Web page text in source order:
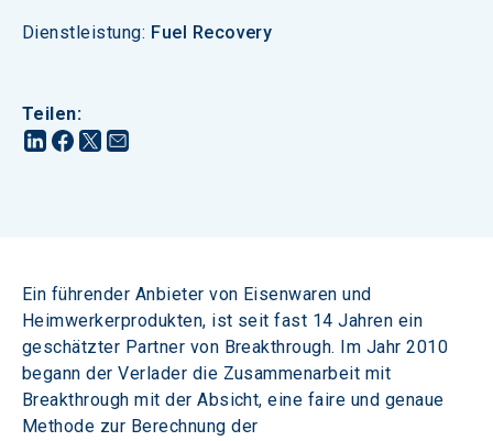
Dienstleistung: Fuel Recovery
Teilen:
Ein führender Anbieter von Eisenwaren und
Heimwerkerprodukten, ist seit fast 14 Jahren ein
geschätzter Partner von Breakthrough. Im Jahr 2010
begann der Verlader die Zusammenarbeit mit
Breakthrough mit der Absicht, eine faire und genaue
Methode zur Berechnung der